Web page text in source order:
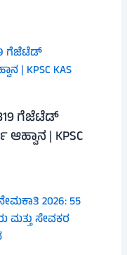
319 ಗೆಜೆಟೆಡ್
| KPSC